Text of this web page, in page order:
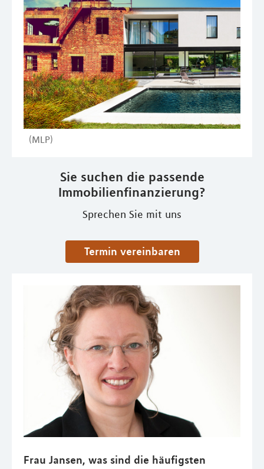
(MLP)
Sie suchen die passende
Immobilienfinanzierung?
Sprechen Sie mit uns
Termin vereinbaren
Frau Jansen, was sind die häufigsten